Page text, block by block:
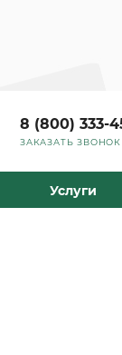
8 (800) 333-
ЗАКАЗАТЬ ЗВОНОК
Услуги